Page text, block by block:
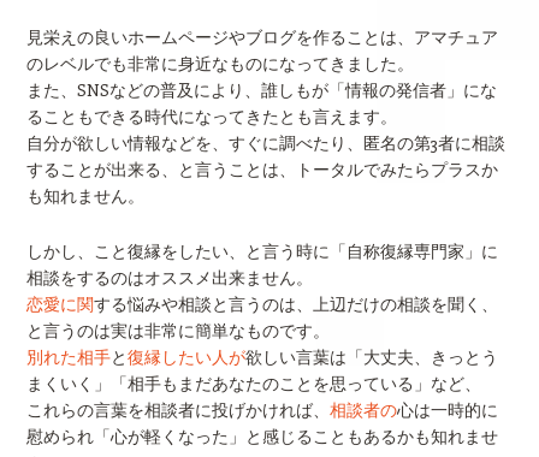
見栄えの良いホームページやブログを作ることは、アマチュア
のレベルでも非常に身近なものになってきました。
また、SNSなどの普及により、誰しもが「情報の発信者」にな
ることもできる時代になってきたとも言えます。
自分が欲しい情報などを、すぐに調べたり、匿名の第3者に相談
することが出来る、と言うことは、トータルでみたらプラスか
も知れません。
しかし、こと復縁をしたい、と言う時に「自称復縁専門家」に
相談をするのはオススメ出来ません。
恋愛に関する悩みや相談と言うのは、上辺だけの相談を聞く、
と言うのは実は非常に簡単なものです。
別れた相手と復縁したい人が欲しい言葉は「大丈夫、きっとう
まくいく」「相手もまだあなたのことを思っている」など、
これらの言葉を相談者に投げかければ、 相談者の心は一時的に
慰められ「心が軽くなった」と感じることもあるかも知れませ